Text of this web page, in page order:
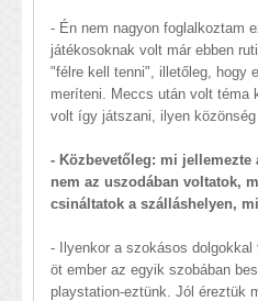
- Én nem nagyon foglalkoztam
játékosoknak volt már ebben
"félre kell tenni", illetőleg, hogy
meríteni. Meccs után volt téma
volt így játszani, ilyen
- Közbevetőleg: mi
nem az uszodában voltatok,
csináltatok a szálláshelyen,
- Ilyenkor a szokásos
öt ember az egyik szobában
playstation-eztünk. Jól éreztük